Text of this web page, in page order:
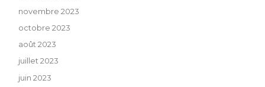
novembre 2023
octobre 2023
août 2023
juillet 2023
juin 2023